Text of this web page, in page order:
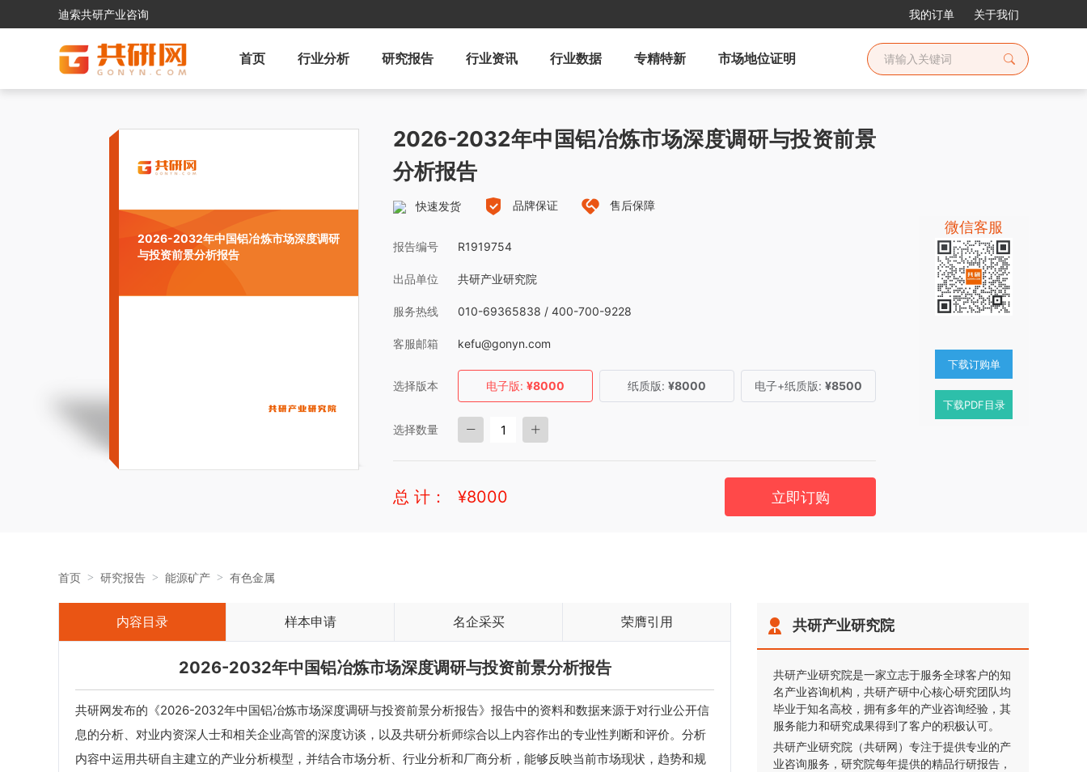
迪索共研产业咨询 我的订单 关于我们
首页 行业分析 研究报告 行业资讯 行业数据 专精特新 市场地位证明
2026-2032年中国铝冶炼市场深度调研
与投资前景分析报告
2026-2032年中国铝冶炼市场深度调研与投资前景
分析报告
快速发货 品牌保证 售后保障
报告编号 R1919754
出品单位 共研产业研究院
服务热线 010-69365838 / 400-700-9228
客服邮箱 kefu@gonyn.com
选择版本 电子版: ¥8000 纸质版: ¥8000 电子+纸质版: ¥8500
选择数量
总 计： ¥8000 立即订购
微信客服
下载订购单
下载PDF目录
首页 研究报告 能源矿产 有色金属
内容目录 样本申请 名企采买 荣膺引用
2026-2032年中国铝冶炼市场深度调研与投资前景分析报告
共研网发布的《2026-2032年中国铝冶炼市场深度调研与投资前景分析报告》报告中的资料和数据来源于对行业公开信
息的分析、对业内资深人士和相关企业高管的深度访谈，以及共研分析师综合以上内容作出的专业性判断和评价。分析
内容中运用共研自主建立的产业分析模型，并结合市场分析、行业分析和厂商分析，能够反映当前市场现状，趋势和规
共研产业研究院
共研产业研究院是一家立志于服务全球客户的知
名产业咨询机构，共研产研中心核心研究团队均
毕业于知名高校，拥有多年的产业咨询经验，其
服务能力和研究成果得到了客户的积极认可。
共研产业研究院（共研网）专注于提供专业的产
业咨询服务，研究院每年提供的精品行研报告，